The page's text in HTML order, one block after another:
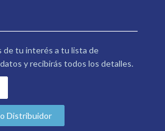
de tu interés a tu lista de
y recibirás todos los detalles.
Distribuidor